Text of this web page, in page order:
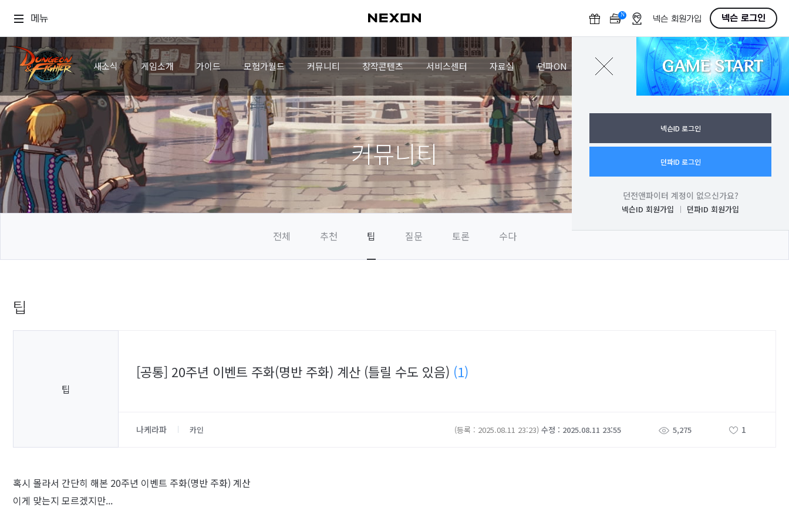
메뉴 N
F
넥슨 회원가입 넥슨 로그인
새소식 게임소개 가이드 모험가월드 커뮤니티 창작콘텐츠 서비스센터 자료실 던파ON GAME START
로그인
넥슨ID 로그인
던파ID 로그인
던전앤파이터 계정이 없으신가요?
넥슨ID 회원가입 던파ID 회원가입
커뮤니티
전체 추천 팁 질문 토론 수다
팁
팁
[공통] 20주년 이벤트 주화(명반 주화) 계산 (틀릴 수도 있음) (1)
나케라파 카인 (등록 : 2025.08.11 23:23) 수정 : 2025.08.11 23:55 5,275 1
혹시 몰라서 간단히 해본 20주년 이벤트 주화(명반 주화) 계산
이게 맞는지 모르겠지만...